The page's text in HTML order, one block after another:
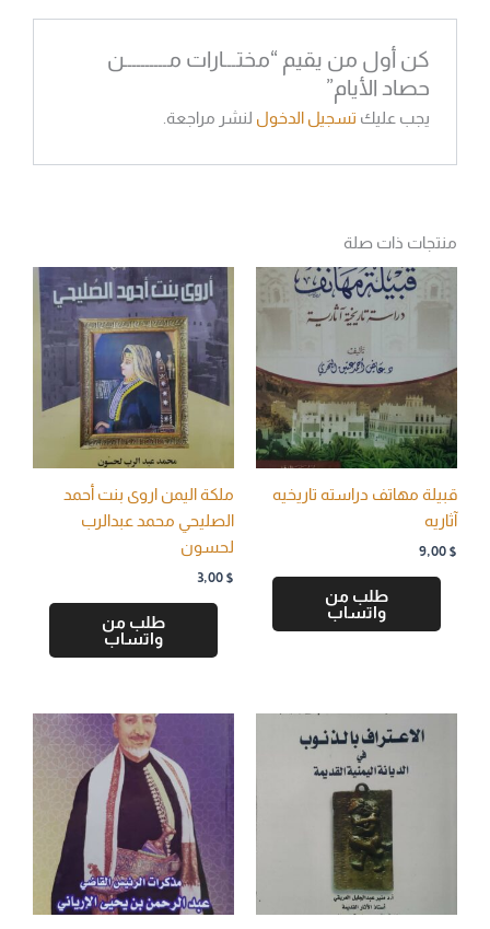
كن أول من يقيم “مختـــارات مــــــــــن
حصاد الأيام”
يجب عليك تسجيل الدخول لنشر مراجعة.
منتجات ذات صلة
قبيلة مهاتف دراسته تاریخیه
آثاریه
9,00 $
طلب من
واتساب
ملكة اليمن اروى بنت أحمد
الصليحي محمد عبدالرب
لحسون
3,00 $
طلب من
واتساب